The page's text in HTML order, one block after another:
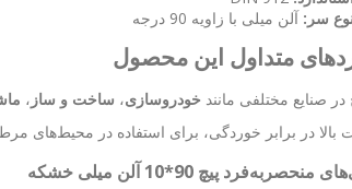
سر: آلن میلی با زاویه 90 درجه
متداول این محصول
در صنایع مختلفی مانند خودروسازی، ساخت و ساز ،
بالا در برابر خوردگی، برای استفاده در محیط‌های
پیچ 90*10 آلن میلی خشکه